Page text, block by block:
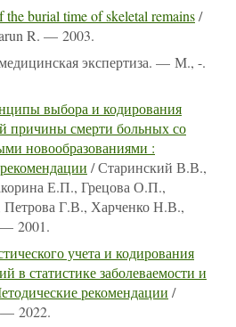
the burial time of skeletal remains/
R. — 2003.
экспертиза. — М., -.
выбора и кодирования
причины смерти больных со
новообразованиями :
/ Старинский В.В.,
Е.П., Грецова О.П.,
Г.В., Харченко Н.В.,
2001.
учета и кодирования
в статистике заболеваемости и
рекомендации /
2022.